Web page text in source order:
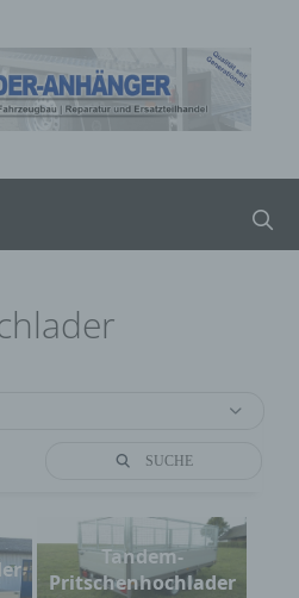
SUCHE
Tandem-
Pritschenhochlader